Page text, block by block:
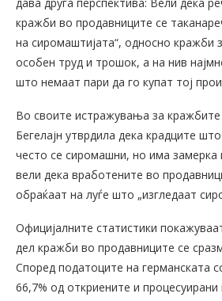
дава друга перспектива: Вели дека
кражби во продавниците се
на сиромаштијата“, односно кражби
особен труд и трошок, а на нив
што немаат пари да го купат тој
Во своите истражувања за
Бегелајн утврдила дека крадците
често се сиромашни, но има замерка
вели дека вработените во
обраќаат на луѓе што „изгледаат
Официјалните статистики
дел кражби во продавниците се
Според податоците на германската
66,7% од откриените и